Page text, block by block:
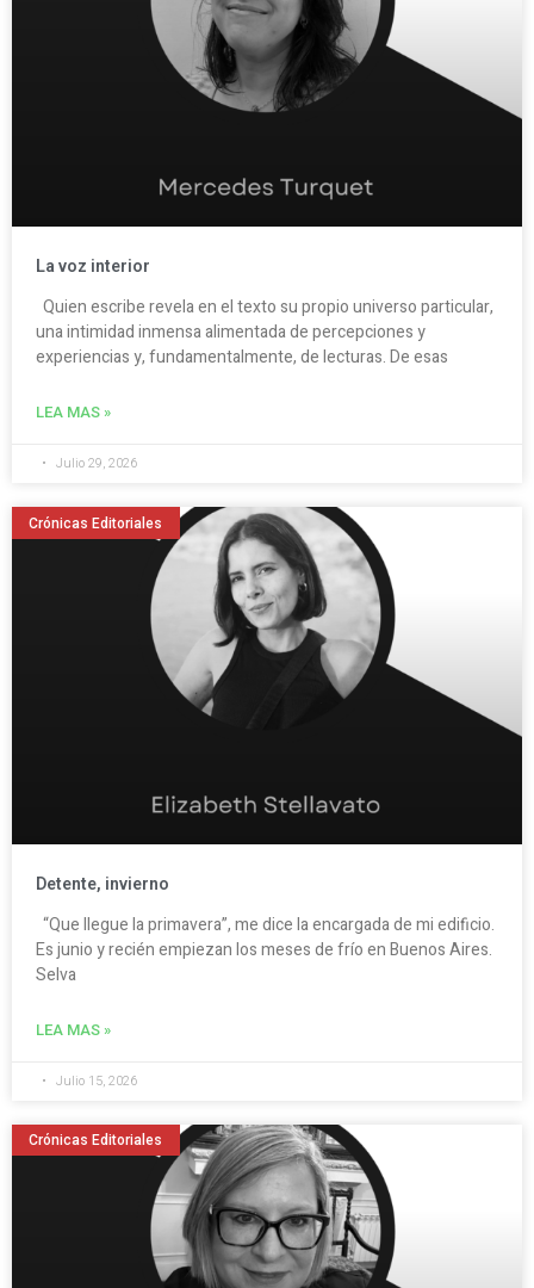
La voz interior
Quien escribe revela en el texto su propio universo particular,
una intimidad inmensa alimentada de percepciones y
experiencias y, fundamentalmente, de lecturas. De esas
LEA MAS »
Julio 29, 2026
Crónicas Editoriales
Detente, invierno
“Que llegue la primavera”, me dice la encargada de mi edificio.
Es junio y recién empiezan los meses de frío en Buenos Aires.
Selva
LEA MAS »
Julio 15, 2026
Crónicas Editoriales